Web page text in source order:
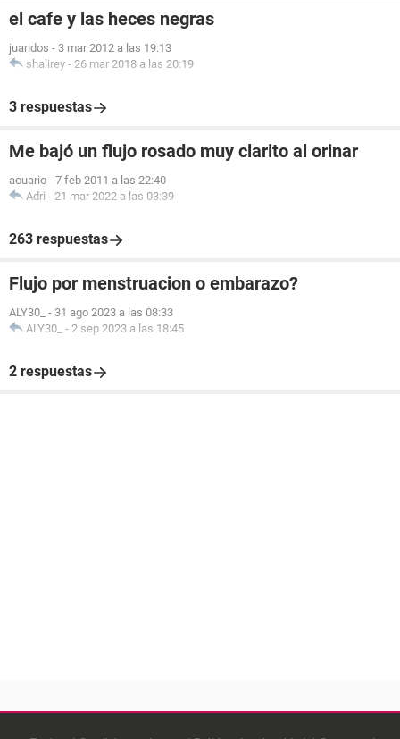
el cafe y las heces negras
juandos - 3 mar 2012 a las 19:13
shalirey - 26 mar 2018 a las 20:19
3 respuestas
Me bajó un flujo rosado muy clarito al orinar
acuario - 7 feb 2011 a las 22:40
Adri - 21 mar 2022 a las 03:39
263 respuestas
Flujo por menstruacion o embarazo?
ALY30_ - 31 ago 2023 a las 08:33
ALY30_ - 2 sep 2023 a las 18:45
2 respuestas